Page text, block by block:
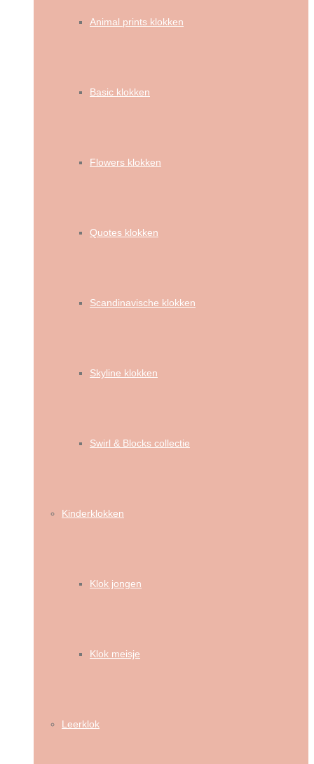
Animal prints klokken
Basic klokken
Flowers klokken
Quotes klokken
Scandinavische klokken
Skyline klokken
Swirl & Blocks collectie
Kinderklokken
Klok jongen
Klok meisje
Leerklok